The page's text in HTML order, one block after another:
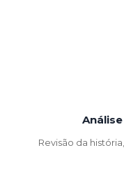
Revisão da